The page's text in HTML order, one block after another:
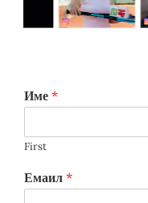
Име *
First
Емаил *